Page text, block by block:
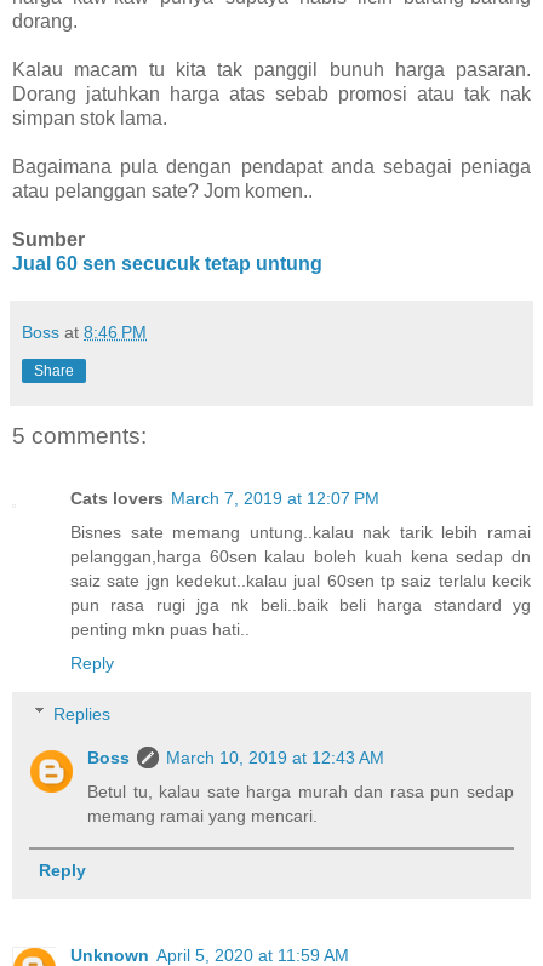
dorang.
Kalau macam tu kita tak panggil bunuh harga pasaran.
Dorang jatuhkan harga atas sebab promosi atau tak nak
simpan stok lama.
Bagaimana pula dengan pendapat anda sebagai peniaga
atau pelanggan sate? Jom komen..
Sumber
Jual 60 sen secucuk tetap untung
Boss at 8:46 PM
Share
5 comments:
Cats lovers March 7, 2019 at 12:07 PM
Bisnes sate memang untung..kalau nak tarik lebih ramai
pelanggan,harga 60sen kalau boleh kuah kena sedap dn
saiz sate jgn kedekut..kalau jual 60sen tp saiz terlalu kecik
pun rasa rugi jga nk beli..baik beli harga standard yg
penting mkn puas hati..
Reply
Replies
Boss
March 10, 2019 at 12:43 AM
Betul tu, kalau sate harga murah dan rasa pun sedap
memang ramai yang mencari.
Reply
Unknown April 5, 2020 at 11:59 AM